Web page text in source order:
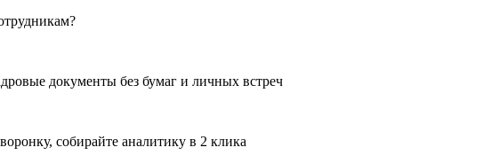
документы без бумаг и личных встреч
собирайте аналитику в 2 клика